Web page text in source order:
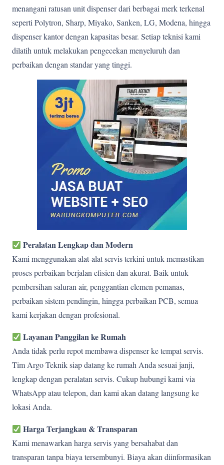
menangani ratusan unit dispenser dari berbagai merk terkenal
seperti Polytron, Sharp, Miyako, Sanken, LG, Modena, hingga
dispenser kantor dengan kapasitas besar. Setiap teknisi kami
dilatih untuk melakukan pengecekan menyeluruh dan
perbaikan dengan standar yang tinggi.
Peralatan Lengkap dan Modern
Kami menggunakan alat-alat servis terkini untuk memastikan
proses perbaikan berjalan efisien dan akurat. Baik untuk
pembersihan saluran air, penggantian elemen pemanas,
perbaikan sistem pendingin, hingga perbaikan PCB, semua
kami kerjakan dengan profesional.
Layanan Panggilan ke Rumah
Anda tidak perlu repot membawa dispenser ke tempat servis.
Tim Argo Teknik siap datang ke rumah Anda sesuai janji,
lengkap dengan peralatan servis. Cukup hubungi kami via
WhatsApp atau telepon, dan kami akan datang langsung ke
lokasi Anda.
Harga Terjangkau & Transparan
Kami menawarkan harga servis yang bersahabat dan
transparan tanpa biaya tersembunyi. Biaya akan diinformasikan